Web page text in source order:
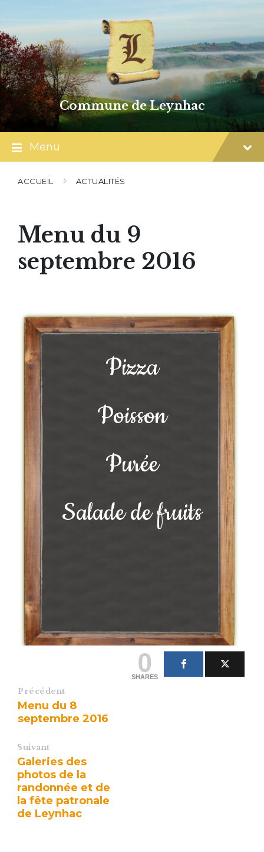
content
main
navigation
footer
Commune de Leynhac
Menu
ACCUEIL ACTUALITÉS
Menu du 9
septembre 2016
Pizza
Poisson
Purée
Salade de fruits
0
SHARES
Précédent
Menu du 8
septembre 2016
Suivant
Galeries des
photos de la
randonnée et de
la fête patronale
de Leynhac